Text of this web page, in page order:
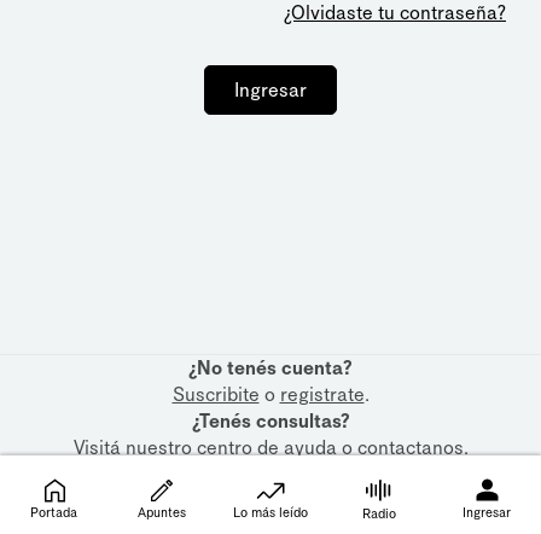
¿Olvidaste tu contraseña?
Ingresar
¿No tenés cuenta?
Suscribite o registrate.
¿Tenés consultas?
Visitá nuestrocentro de ayudaocontactanos.
Portada Apuntes Lo más leído Radio Ingresar